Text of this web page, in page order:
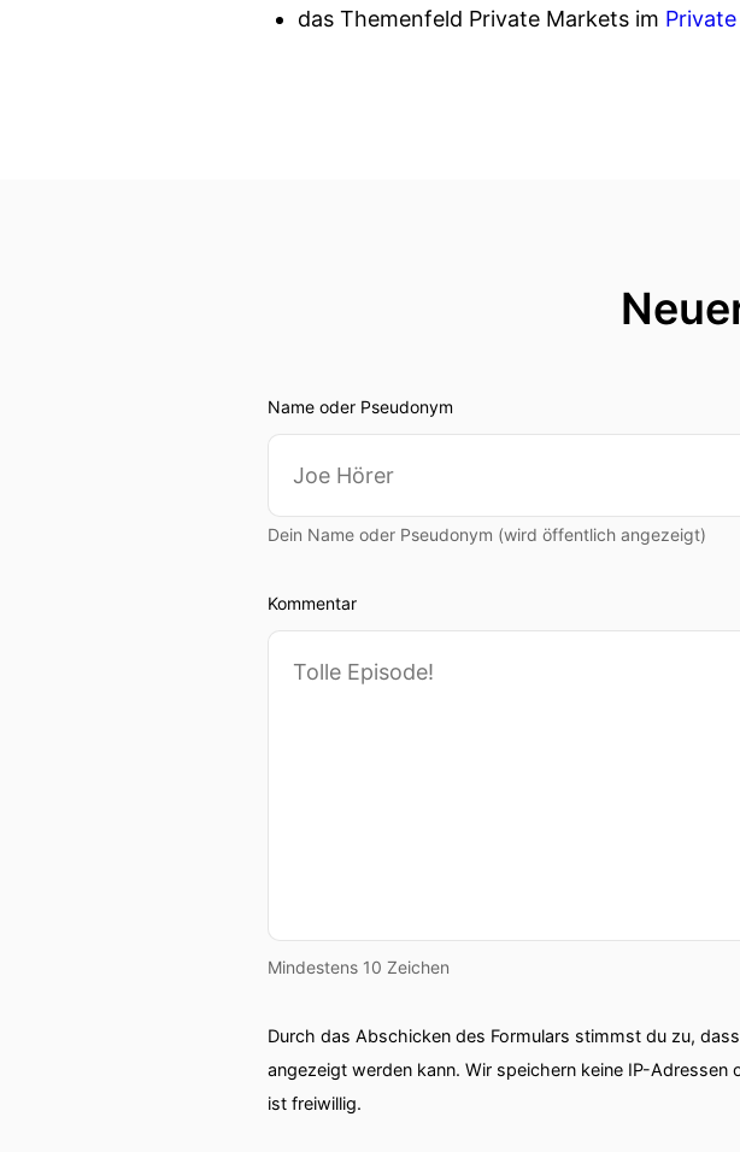
das Themenfeld Private Markets im
Name oder Pseudonym
Dein Name oder Pseudonym (wird öffentlich angezeigt)
Kommentar
Mindestens 10 Zeichen
Durch das Abschicken des Formulars stimmst du zu,
angezeigt werden kann. Wir speichern keine IP-
ist freiwillig.